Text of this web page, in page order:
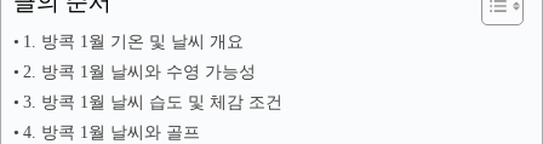
1. 방콕 1월 기온 및 날씨 개요
2. 방콕 1월 날씨와 수영 가능성
3. 방콕 1월 날씨 습도 및 체감 조건
4. 방콕 1월 날씨와 골프